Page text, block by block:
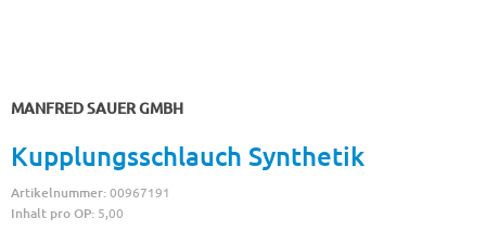
MANFRED SAUER GMBH
Kupplungsschlauch Synthetik
Artikelnummer:00967191
Inhalt pro OP: 5,00